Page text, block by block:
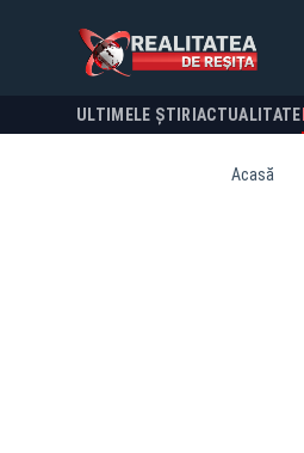
ULTIMELE ȘTIRI ACTUALITATE
Acasă